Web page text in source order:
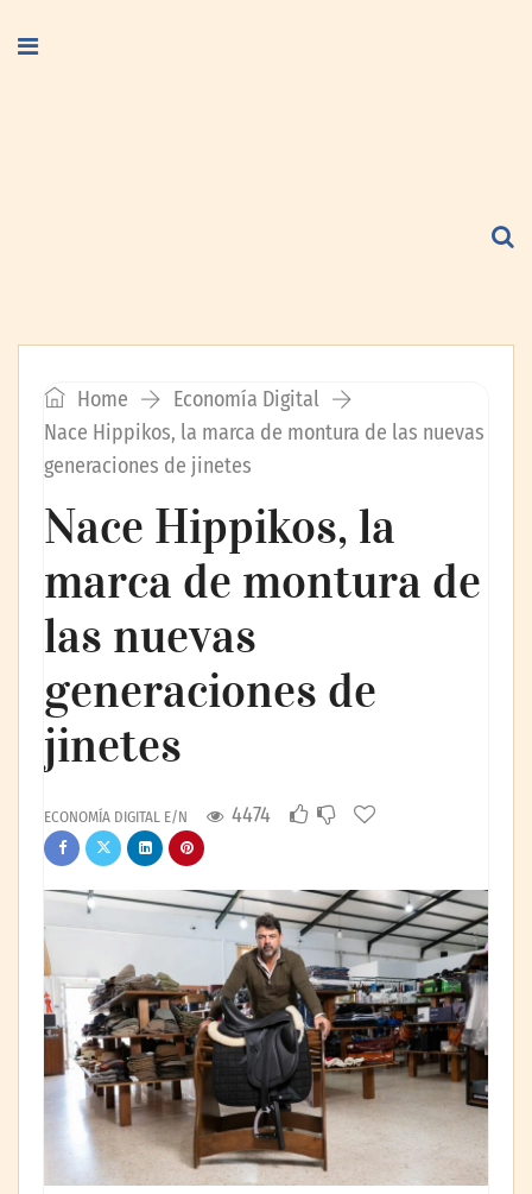
Home
Economía Digital
Nace Hippikos, la marca de montura de las nuevas
generaciones de jinetes
Nace Hippikos, la
marca de montura de
las nuevas
generaciones de
jinetes
ECONOMÍA DIGITAL E/N 4474